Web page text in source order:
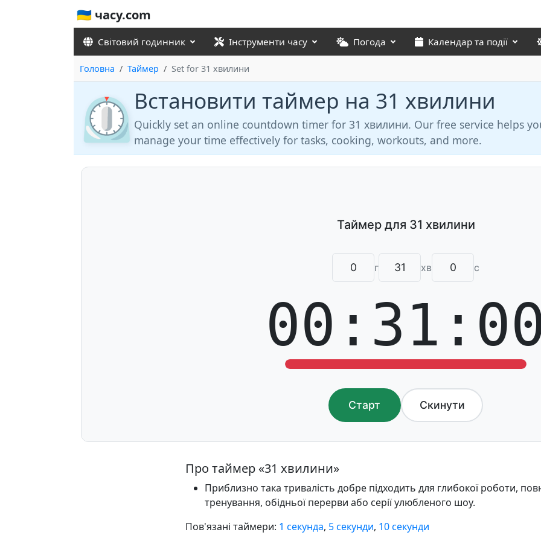
🇺🇦 часу.com
Світовий годинник Інструменти часу Погода Календар та події
Головна Таймер Set for 31 хвилини
⏲️ Встановити таймер на 31 хвилини
Quickly set an online countdown timer for 31 хвилини. Our free service helps
manage your time effectively for tasks, cooking, workouts, and more.
г хв с
Старт Скинути
Про таймер «31 хвилини»
Приблизно така тривалість добре підходить для глибокої роботи,
тренування, обідньої перерви або серії улюбленого шоу.
Пов'язані таймери: 1 секунда, 5 секунди, 10 секунди